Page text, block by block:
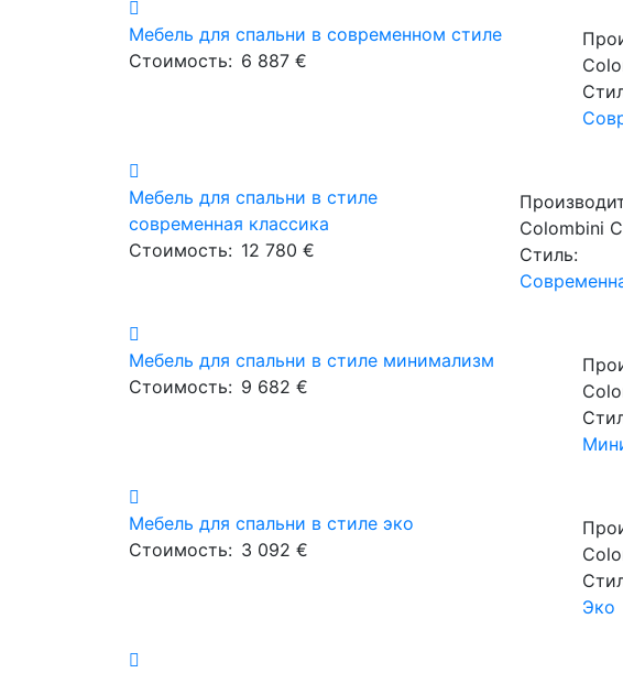
Мебель для спальни в современном стиле
Стоимость: 6 887 €
Мебель для спальни в стиле
современная классика
Стоимость: 12 780 €
Сolombini
Стиль:
Мебель для спальни в стиле минимализм
Стоимость: 9 682 €
Мебель для спальни в стиле эко
Стоимость: 3 092 €
Эко